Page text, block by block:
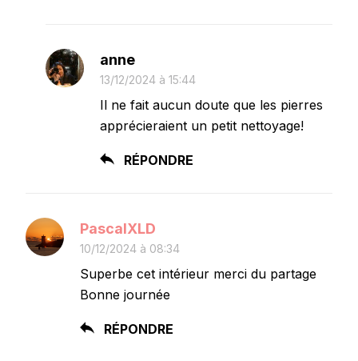
anne
13/12/2024 à 15:44
Il ne fait aucun doute que les pierres
apprécieraient un petit nettoyage!
RÉPONDRE
PascalXLD
10/12/2024 à 08:34
Superbe cet intérieur merci du partage
Bonne journée
RÉPONDRE